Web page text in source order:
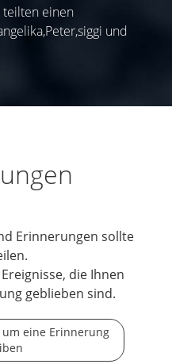
einen
und
Erinnerungen sollte
die Ihnen
geblieben sind.
eine Erinnerung